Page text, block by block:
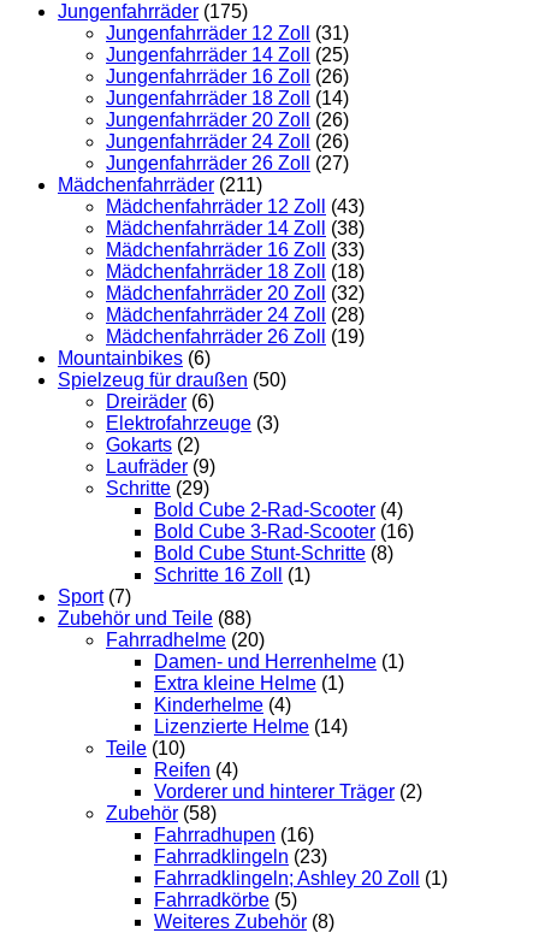
Jungenfahrräder (175)
Jungenfahrräder 12 Zoll
(31)
Jungenfahrräder 14 Zoll
(25)
Jungenfahrräder 16 Zoll
(26)
Jungenfahrräder 18 Zoll
(14)
Jungenfahrräder 20 Zoll
(26)
Jungenfahrräder 24 Zoll
(26)
Jungenfahrräder 26 Zoll
(27)
Mädchenfahrräder (211)
Mädchenfahrräder 12 Zoll
(43)
Mädchenfahrräder 14 Zoll
(38)
Mädchenfahrräder 16 Zoll
(33)
Mädchenfahrräder 18 Zoll
(18)
Mädchenfahrräder 20 Zoll
(32)
Mädchenfahrräder 24 Zoll
(28)
Mädchenfahrräder 26 Zoll
(19)
Mountainbikes (6)
Spielzeug für draußen (50)
Dreiräder (6)
Elektrofahrzeuge (3)
Gokarts (2)
Laufräder (9)
Schritte (29)
Bold Cube 2-Rad-Scooter (4)
Bold Cube 3-Rad-Scooter (16)
Bold Cube Stunt-Schritte (8)
Schritte 16 Zoll
(1)
Sport (7)
Zubehör und Teile (88)
Fahrradhelme (20)
Damen- und Herrenhelme (1)
Extra kleine Helme (1)
Kinderhelme (4)
Lizenzierte Helme (14)
Teile (10)
Reifen (4)
Vorderer und hinterer Träger (2)
Zubehör (58)
Fahrradhupen (16)
Fahrradklingeln (23)
Fahrradklingeln; Ashley 20 Zoll
(1)
Fahrradkörbe (5)
Weiteres Zubehör (8)